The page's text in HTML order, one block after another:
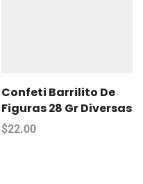
Confeti Barrilito De
Figuras 28 Gr Diversas
$22.00